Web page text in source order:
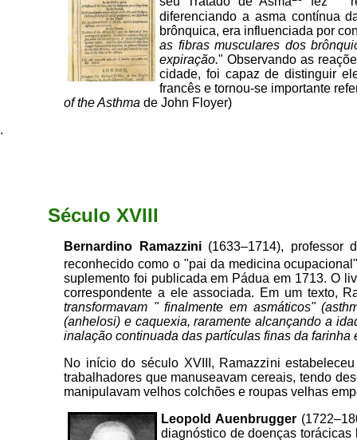
diferenciando a asma contínua
brônquica, era influenciada por
as fibras musculares dos
expiração." Observando as
cidade, foi capaz de distinguir
francês e tornou-se importante
of the Asthma de John Floyer)
.
Século XVIII
Bernardino Ramazzini(1633–1714), professor
reconhecido como o "pai da medicina
suplemento foi publicada em Pádua em 1713. O
correspondente a ele associada. Em um texto,
transformavam " finalmente em asmáticos"
(anhelosi) e caquexia, raramente alcançando a
inalação continuada das partículas finas da farinha
No início do século XVIII, Ramazzini
trabalhadores que manuseavam cereais, tendo
manipulavam velhos colchões e roupas velhas
Leopold Auenbrugger
diagnóstico de doenças